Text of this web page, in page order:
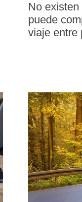
No
puede
viaje entre
puede
en otro